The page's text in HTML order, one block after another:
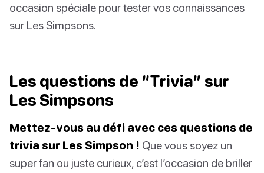
occasion spéciale pour tester vos connaissances
sur Les Simpsons.
Les questions de “Trivia” sur
Les Simpsons
Mettez-vous au défi avec ces questions de
trivia sur Les Simpson ! Que vous soyez un
super fan ou juste curieux, c’est l’occasion de briller